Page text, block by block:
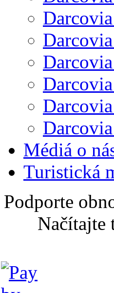
Médiá o
Turistická
Podporte
Načítajte